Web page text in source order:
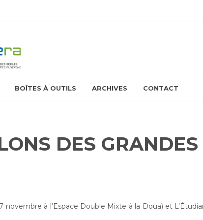
BOÎTES À OUTILS ARCHIVES CONTACT
DES GRANDES
novembre à l’Espace Double Mixte à la Doua) et